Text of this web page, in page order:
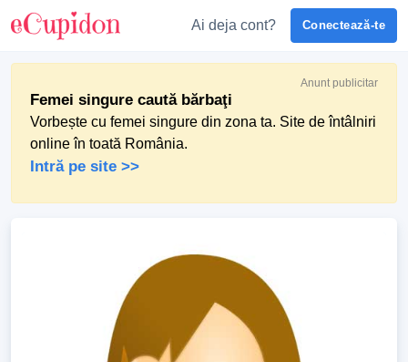
Ai deja cont? Conectează-te
Anunt publicitar
Femei singure caută bărbaţi
Vorbește cu femei singure din zona ta. Site de întâlniri
online în toată România.
Intră pe site >>